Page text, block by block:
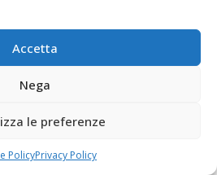
Accetta
Nega
le preferenze
PolicyPrivacy Policy
i cookie marketing e